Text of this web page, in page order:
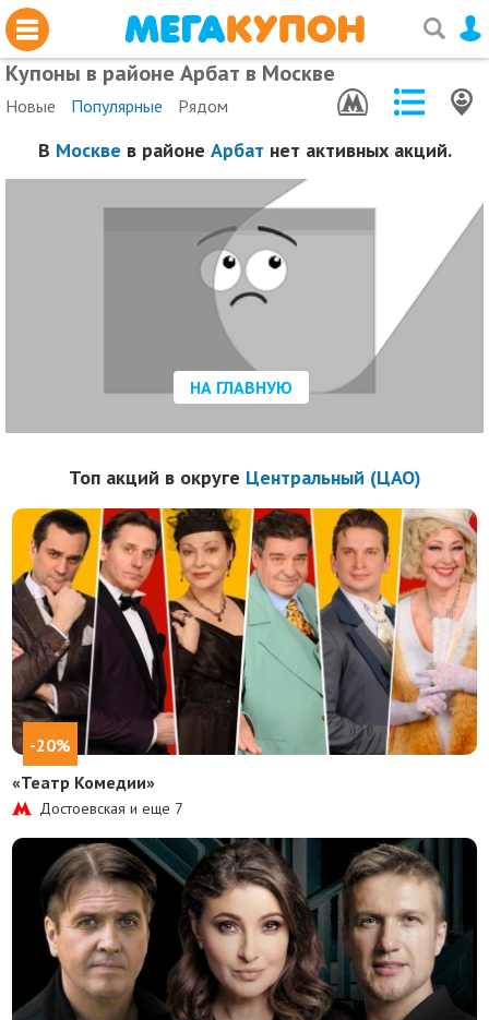
Купоны в районе Арбат в Москве
Новые Популярные Рядом
В Москве в районе Арбат нет активных акций.
НА ГЛАВНУЮ
Топ акций в округе Центральный (ЦАО)
-20%
«Театр Комедии»
Достоевская и еще 7